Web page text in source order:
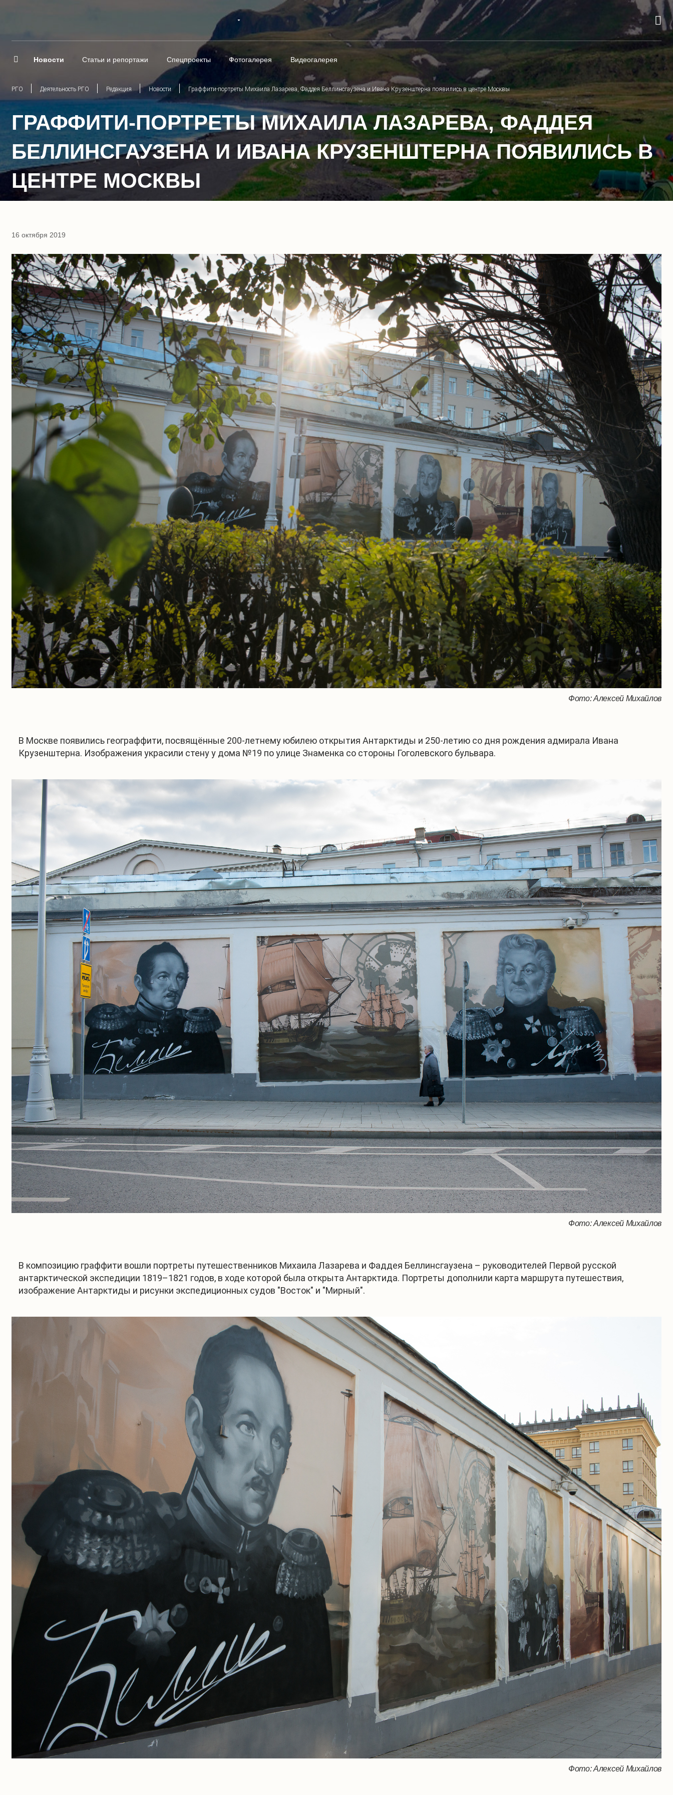
Новости Статьи и репортажи Спецпроекты Фотогалерея Видеогалерея
РГО Деятельность РГО Редакция Новости Граффити-портреты Михаила Лазарева, Фаддея Беллинсгаузена и Ивана Крузенштерна появились в центре Москвы
ГРАФФИТИ-ПОРТРЕТЫ МИХАИЛА ЛАЗАРЕВА, ФАДДЕЯ
БЕЛЛИНСГАУЗЕНА И ИВАНА КРУЗЕНШТЕРНА ПОЯВИЛИСЬ В
ЦЕНТРЕ МОСКВЫ
16 октября 2019
Фото: Алексей Михайлов
В Москве появились географфити, посвящённые 200-летнему юбилею открытия Антарктиды и 250-летию со дня рождения адмирала Ивана
Крузенштерна. Изображения украсили стену у дома №19 по улице Знаменка со стороны Гоголевского бульвара.
Фото: Алексей Михайлов
В композицию граффити вошли портреты путешественников Михаила Лазарева и Фаддея Беллинсгаузена – руководителей Первой русской
антарктической экспедиции 1819–1821 годов, в ходе которой была открыта Антарктида. Портреты дополнили карта маршрута путешествия,
изображение Антарктиды и рисунки экспедиционных судов "Восток" и "Мирный".
Фото: Алексей Михайлов